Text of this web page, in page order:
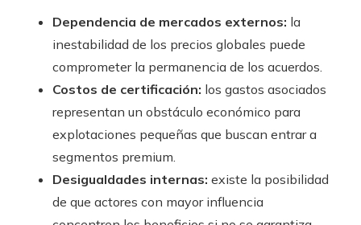
Dependencia de mercados externos: la
inestabilidad de los precios globales puede
comprometer la permanencia de los acuerdos.
Costos de certificación: los gastos asociados
representan un obstáculo económico para
explotaciones pequeñas que buscan entrar a
segmentos premium.
Desigualdades internas: existe la posibilidad
de que actores con mayor influencia